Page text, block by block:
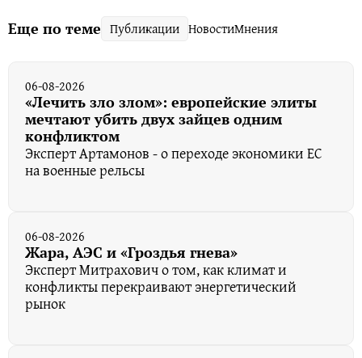
Еще по теме Публикации НовостиМнения
06-08-2026
«Лечить зло злом»: европейские элиты
мечтают убить двух зайцев одним
конфликтом
Эксперт Артамонов - о переходе экономики ЕС
на военные рельсы
06-08-2026
Жара, АЭС и «Гроздья гнева»
Эксперт Митрахович о том, как климат и
конфликты перекраивают энергетический
рынок